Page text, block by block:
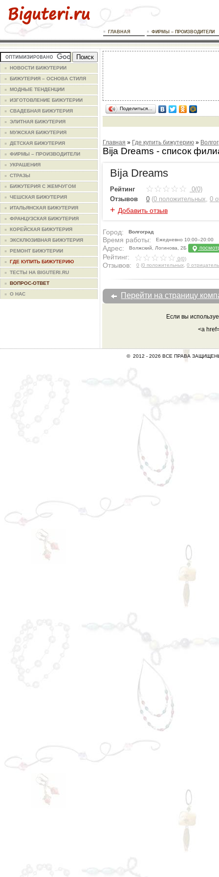
ГЛАВНАЯ ФИРМЫ – ПРОИЗВОДИТЕЛИ
НОВОСТИ БИЖУТЕРИИ
БИЖУТЕРИЯ – ОСНОВА СТИЛЯ
МОДНЫЕ ТЕНДЕНЦИИ
ИЗГОТОВЛЕНИЕ БИЖУТЕРИИ
СВАДЕБНАЯ БИЖУТЕРИЯ
ЭЛИТНАЯ БИЖУТЕРИЯ
МУЖСКАЯ БИЖУТЕРИЯ
ДЕТСКАЯ БИЖУТЕРИЯ
ФИРМЫ – ПРОИЗВОДИТЕЛИ
УКРАШЕНИЯ
СТРАЗЫ
БИЖУТЕРИЯ С ЖЕМЧУГОМ
ЧЕШСКАЯ БИЖУТЕРИЯ
ИТАЛЬЯНСКАЯ БИЖУТЕРИЯ
ФРАНЦУЗСКАЯ БИЖУТЕРИЯ
КОРЕЙСКАЯ БИЖУТЕРИЯ
ЭКСКЛЮЗИВНАЯ БИЖУТЕРИЯ
РЕМОНТ БИЖУТЕРИИ
ГДЕ КУПИТЬ БИЖУТЕРИЮ
ТЕСТЫ НА BIGUTERI.RU
ВОПРОС-ОТВЕТ
О НАС
Поделиться…
Главная » Где купить бижутерию »
Bija Dreams - список
Bija Dreams
Рейтинг
0(0)
Отзывов
0 (0 положительных 0
+ Добавить отзыв
Город: Волгоград
Время работы: Ежедневно 10:00–20:00
Адрес: Волжский, Логинова, 2Б
Рейтинг: 0(0)
Отзывов: 0 (0 положительных 0
Перейти на страницу
Если вы
<a
© 2012 -2026 ВСЕ ПРАВА